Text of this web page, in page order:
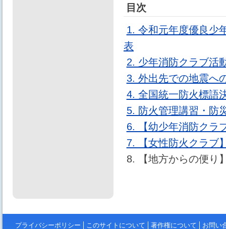
目次
1. 令和元年度優良少
表
2. 少年消防クラブ活
3. 外出先での地震へ
4. 全国統一防火標
5. 防火管理講習・防
6. 【幼少年消防クラ
7. 【女性防火クラブ
8. 【地方からの便り
プライバシーポリシー このサイトについて 著作権について お問い